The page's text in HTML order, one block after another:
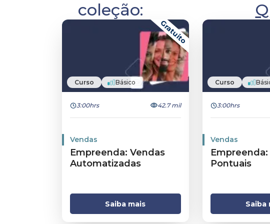
pela YOUPIX. Também como professor
convidado para a M·A·Cademia, com materiais e
aula ao vivo em tradução simultânea em
espanhol para todos os M·A·Creators da América
coleção:
Gratuito
Curso Básico
3:00hrs 42.7 mil
Vendas
Empreenda: Vendas
Automatizadas
Saiba mais
Curso
3:00hrs
Vendas
Pontuais
Saiba